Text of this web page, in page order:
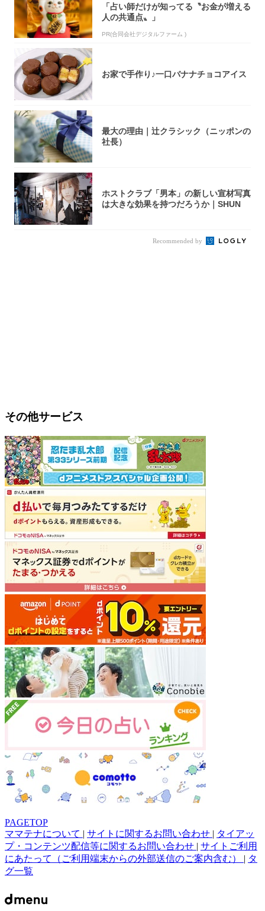
「占い師だけが知ってる〝お金が増える
人の共通点〟」
PR(合同会社デジタルファーム )
お家で手作り♪一口バナナチョコアイス
最大の理由｜辻クラシック（ニッポンの
社長）
ホストクラブ「男本」の新しい宣材写真
は大きな効果を持つだろうか｜SHUN
Recommended by
その他サービス
PAGETOP
ママテナについて | サイトに関するお問い合わせ | タイアッ
プ・コンテンツ配信等に関するお問い合わせ | サイトご利用
にあたって（ご利用端末からの外部送信のご案内含む） | タ
グ一覧